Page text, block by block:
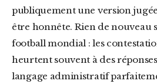
publiquement une version
être honnête. Rien de nouveau
football mondial : les
heurtent souvent à des
langage administratif